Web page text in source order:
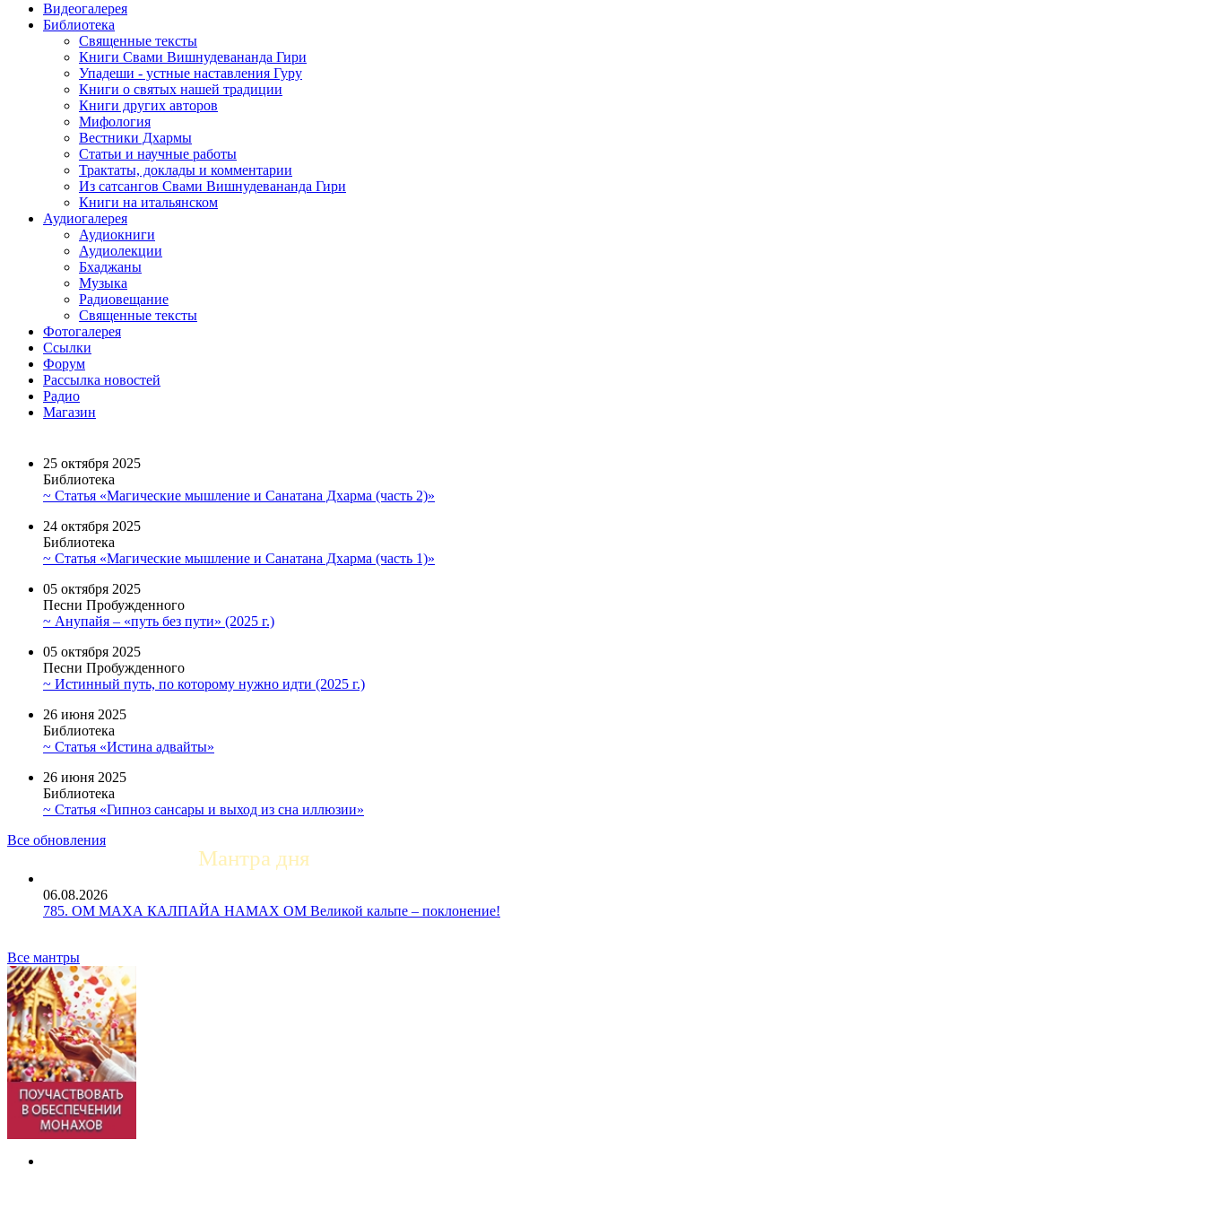
Видеогалерея
Библиотека
Священные тексты
Книги Свами Вишнудевананда Гири
Упадеши - устные наставления Гуру
Книги о святых нашей традиции
Книги других авторов
Мифология
Вестники Дхармы
Статьи и научные работы
Трактаты, доклады и комментарии
Из сатсангов Свами Вишнудевананда Гири
Книги на итальянском
Аудиогалерея
Аудиокниги
Аудиолекции
Бхаджаны
Музыка
Радиовещание
Священные тексты
Фотогалерея
Ссылки
Форум
Рассылка новостей
Радио
Магазин
25 октября 2025
Библиотека
~ Статья «Магические мышление и Санатана Дхарма (часть 2)»
24 октября 2025
Библиотека
~ Статья «Магические мышление и Санатана Дхарма (часть 1)»
05 октября 2025
Песни Пробужденного
~ Анупайя – «путь без пути» (2025 г.)
05 октября 2025
Песни Пробужденного
~ Истинный путь, по которому нужно идти (2025 г.)
26 июня 2025
Библиотека
~ Статья «Истина адвайты»
26 июня 2025
Библиотека
~ Статья «Гипноз сансары и выход из сна иллюзии»
Все обновления
Мантра дня
06.08.2026
785. ОМ МАХА КАЛПАЙА НАМАХ ОМ Великой кальпе – поклонение!
Все мантры